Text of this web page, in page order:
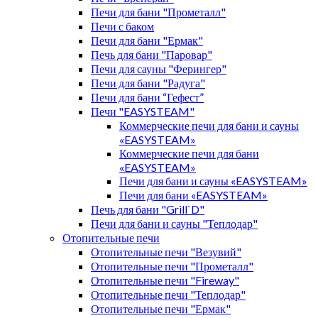
Печи для бани "Прометалл"
Печи с баком
Печи для бани "Ермак"
Печь для бани "Паровар"
Печи для сауны "Ферингер"
Печи для бани "Радуга"
Печи для бани “Гефест”
Печи "EASYSTEAM"
Коммерческие печи для бани и сауны
«EASYSTEAM»
Коммерческие печи для бани
«EASYSTEAM»
Печи для бани и сауны «EASYSTEAM»
Печи для бани «EASYSTEAM»
Печь для бани "Grill`D"
Печи для бани и сауны "Теплодар"
Отопительные печи
Отопительные печи "Везувий"
Отопительные печи "Прометалл"
Отопительные печи "Fireway"
Отопительные печи "Теплодар"
Отопительные печи "Ермак"